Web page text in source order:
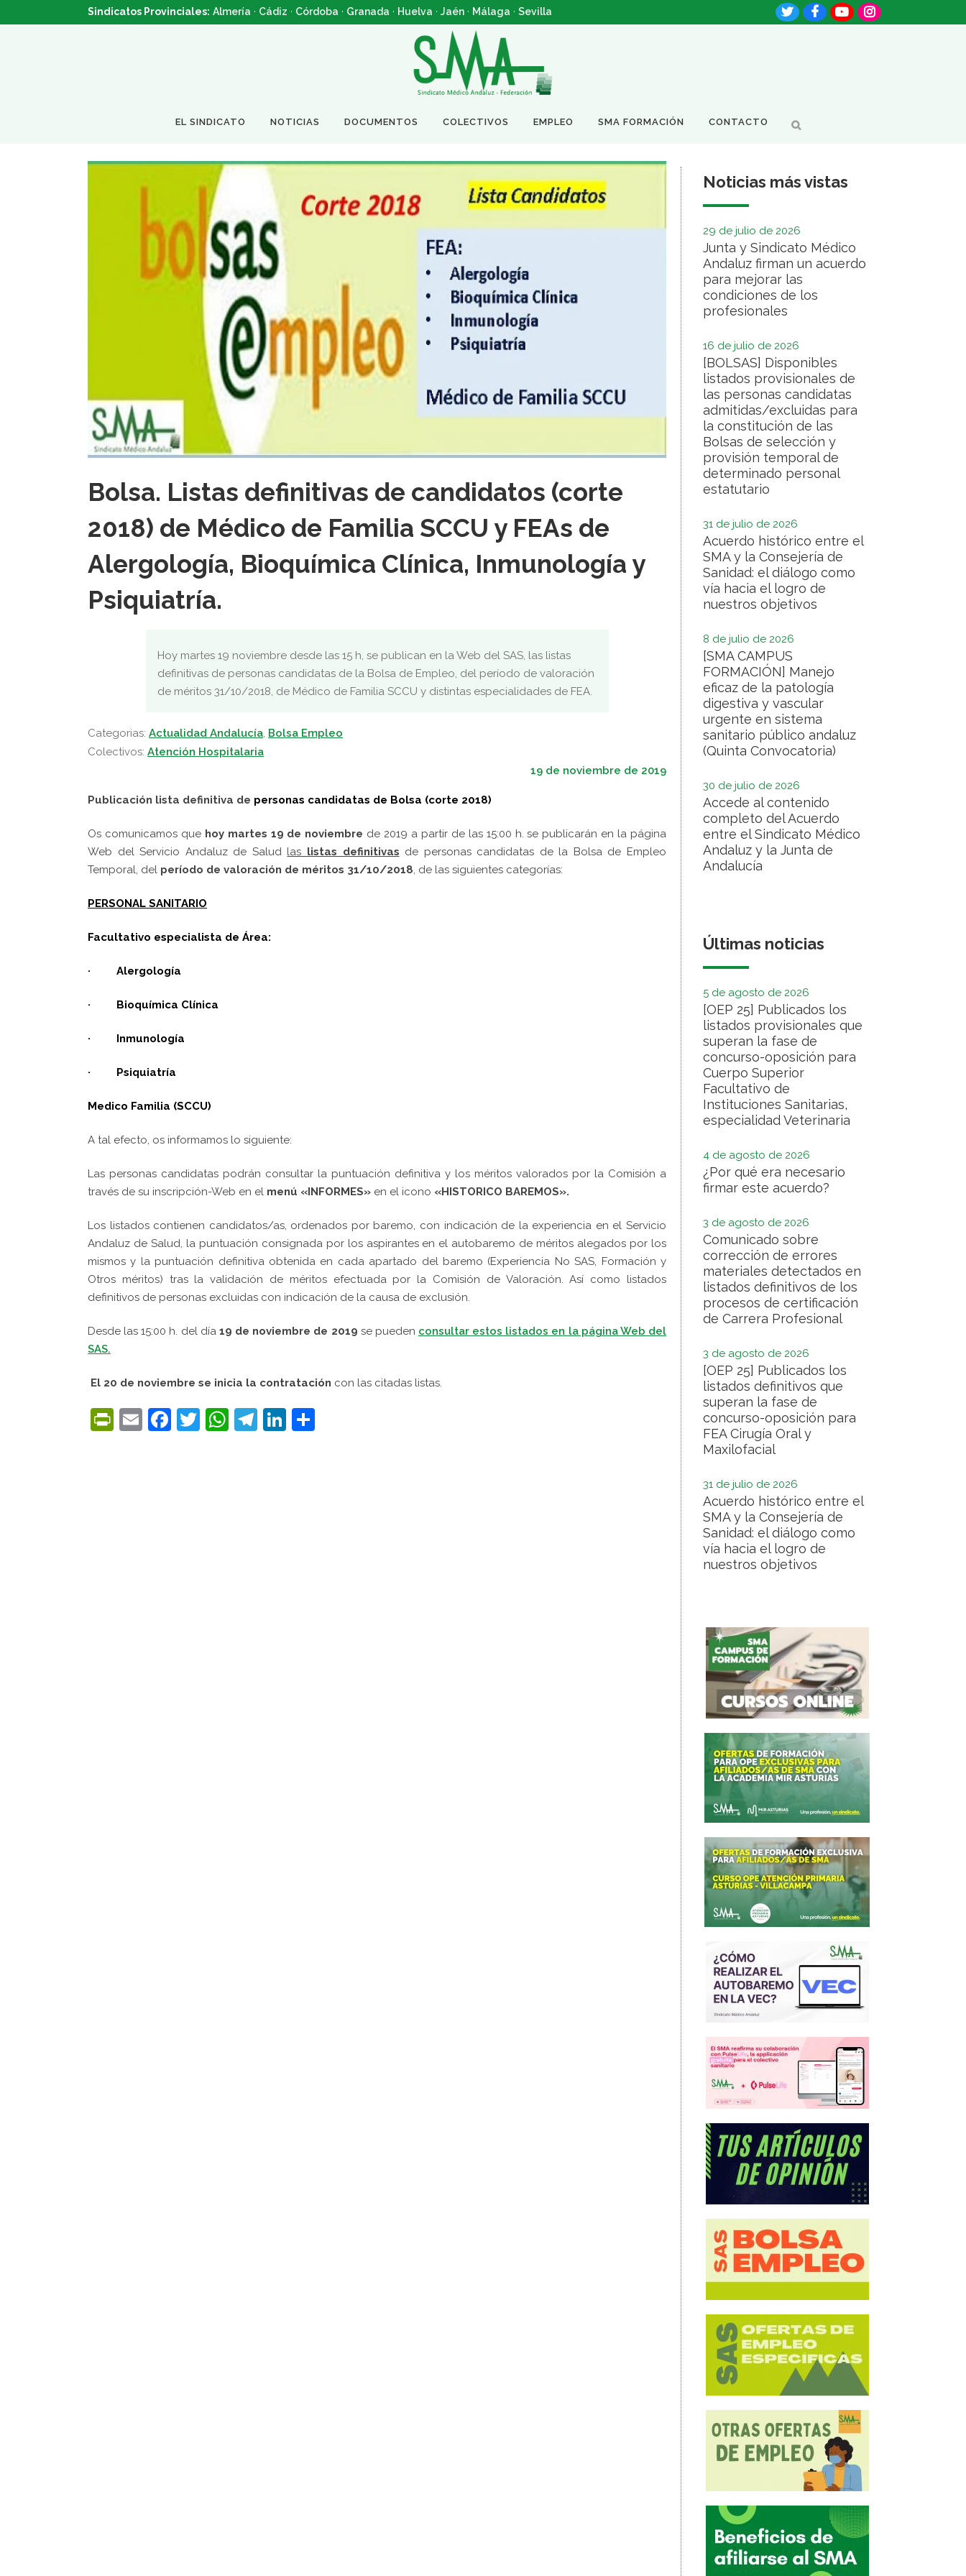
Sindicatos Provinciales: Almería · Cádiz · Córdoba · Granada · Huelva · Jaén · Málaga · Sevilla
EL SINDICATO NOTICIAS DOCUMENTOS COLECTIVOS EMPLEO SMA FORMACIÓN CONTACTO
Bolsa. Listas definitivas de candidatos (corte
2018) de Médico de Familia SCCU y FEAs de
Alergología, Bioquímica Clínica, Inmunología y
Psiquiatría.
Hoy martes 19 noviembre desde las 15 h, se publican en la Web del SAS, las listas
definitivas de personas candidatas de la Bolsa de Empleo, del período de valoración
de méritos 31/10/2018, de Médico de Familia SCCU y distintas especialidades de FEA.
Categorias: Actualidad Andalucía Bolsa Empleo
Colectivos: Atención Hospitalaria
19 de noviembre de 2019
Publicación lista definitiva de personas candidatas de Bolsa (corte 2018)
Os comunicamos que hoy martes 19 de noviembre de 2019 a partir de las 15:00 h. se publicarán en la página
Web del Servicio Andaluz de Salud las listas definitivas de personas candidatas de la Bolsa de Empleo
Temporal, del período de valoración de méritos 31/10/2018 , de las siguientes categorías:
PERSONAL SANITARIO
Facultativo especialista de Área:
· Alergología
· Bioquímica Clínica
· Inmunología
· Psiquiatría
Medico Familia (SCCU)
A tal efecto, os informamos lo siguiente:
Las personas candidatas podrán consultar la puntuación definitiva y los méritos valorados por la Comisión a
través de su inscripción-Web en el menú «INFORMES» en el icono «HISTORICO BAREMOS».
Los listados contienen candidatos/as, ordenados por baremo, con indicación de la experiencia en el Servicio
Andaluz de Salud, la puntuación consignada por los aspirantes en el autobaremo de méritos alegados por los
mismos y la puntuación definitiva obtenida en cada apartado del baremo (Experiencia No SAS, Formación y
Otros méritos) tras la validación de méritos efectuada por la Comisión de Valoración. Así como listados
definitivos de personas excluidas con indicación de la causa de exclusión.
Desde las 15:00 h. del día 19 de noviembre de 2019 se pueden consultar estos listados en la página Web del
SAS.
El 20 de noviembre se inicia la contratación con las citadas listas.
PrintFriendly
EmailFacebook
Twitter
WhatsApp
Telegram
LinkedIn
Noticias más vistas
29 de julio de 2026
Junta y Sindicato Médico
Andaluz firman un acuerdo
para mejorar las
condiciones de los
profesionales
16 de julio de 2026
[BOLSAS] Disponibles
listados provisionales de
las personas candidatas
admitidas/excluidas para
la constitución de las
Bolsas de selección y
provisión temporal de
determinado personal
estatutario
31 de julio de 2026
Acuerdo histórico entre el
SMA y la Consejería de
Sanidad: el diálogo como
vía hacia el logro de
nuestros objetivos
8 de julio de 2026
[SMA CAMPUS
FORMACIÓN] Manejo
eficaz de la patología
digestiva y vascular
urgente en sistema
sanitario público andaluz
(Quinta Convocatoria)
30 de julio de 2026
Accede al contenido
completo del Acuerdo
entre el Sindicato Médico
Andaluz y la Junta de
Andalucía
Últimas noticias
5 de agosto de 2026
[OEP 25] Publicados los
listados provisionales que
superan la fase de
concurso-oposición para
Cuerpo Superior
Facultativo de
Instituciones Sanitarias,
especialidad Veterinaria
4 de agosto de 2026
¿Por qué era necesario
firmar este acuerdo?
3 de agosto de 2026
Comunicado sobre
corrección de errores
materiales detectados en
listados definitivos de los
procesos de certificación
de Carrera Profesional
3 de agosto de 2026
[OEP 25] Publicados los
listados definitivos que
superan la fase de
concurso-oposición para
FEA Cirugía Oral y
Maxilofacial
31 de julio de 2026
Acuerdo histórico entre el
SMA y la Consejería de
Sanidad: el diálogo como
vía hacia el logro de
nuestros objetivos